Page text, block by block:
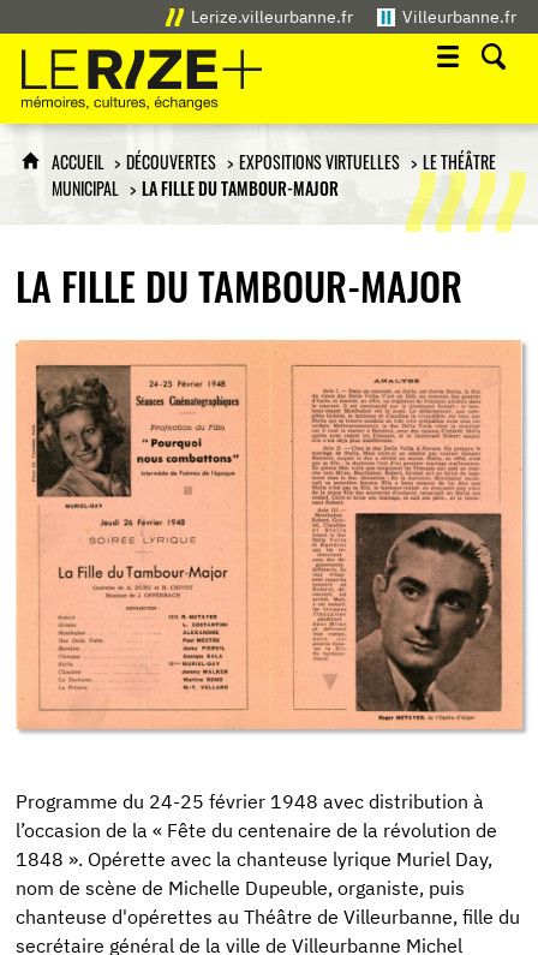
Lerize.villeurbanne.fr Villeurbanne.fr
Le Rize+
mémoires, cultures, échanges
ACCUEIL DÉCOUVERTES EXPOSITIONS VIRTUELLES
LE THÉÂTRE
MUNICIPAL
LA FILLE DU TAMBOUR-MAJOR
LA FILLE DU TAMBOUR-MAJOR
Programme du 24-25 février 1948 avec distribution à
l’occasion de la « Fête du centenaire de la révolution de
1848 ». Opérette avec la chanteuse lyrique Muriel Day,
nom de scène de Michelle Dupeuble, organiste, puis
chanteuse d'opérettes au Théâtre de Villeurbanne, fille du
secrétaire général de la ville de Villeurbanne Michel